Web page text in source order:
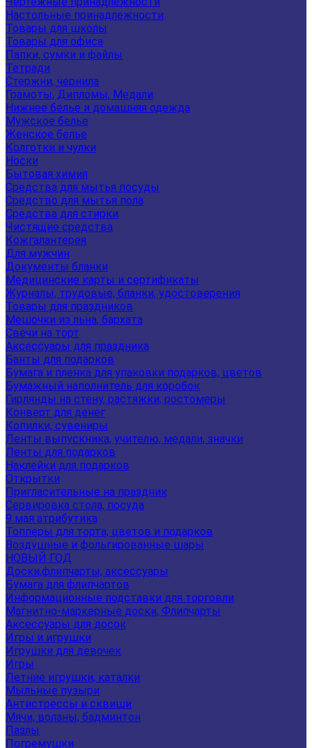
Настольные принадлежности
Товары для школы
Товары для офиса
Папки, сумки и файлы
Тетради
Стержни, чернила
Грамоты, Дипломы, Медали
Нижнее белье и домашняя одежда
Мужское белье
Женское белье
Колготки и чулки
Носки
Бытовая химия
Средства для мытья посуды
Средство для мытья пола
Средства для стирки
Чистящие средства
Кожгалантерея
Для мужчин
Документы бланки
Медицинские карты и сертификаты
Журналы, трудовые, бланки, удостоверения
Товары для праздников
Мешочки из льна, бархата
Свечи на торт
Аксессуары для праздника
Банты для подарков
Бумага и пленка для упаковки подарков, цветов
Бумажный наполнитель для коробок
Гирлянды на стену, растяжки, ростомеры
Конверт для денег
Копилки, сувениры
Ленты выпускника, учителю, медали, значки
Ленты для подарков
Наклейки для подарков
Открытки
Пригласительные на праздник
Сервировка стола, посуда
9 мая атрибутика
Топперы для торта, цветов и подарков
Воздушные и фольгированные шары
НОВЫЙ ГОД
Доски,флипчарты, аксессуары
Бумага для флипчартов
Информационные подставки для торговли
Магнитно-маркерные доски, Флипчарты
Аксессуары для досок
Игры и игрушки
Игрушки для девочек
Игры
Летние игрушки, каталки
Мыльные пузыри
Антистрессы и сквиши
Мячи, воланы, бадминтон
Пазлы
Погремушки